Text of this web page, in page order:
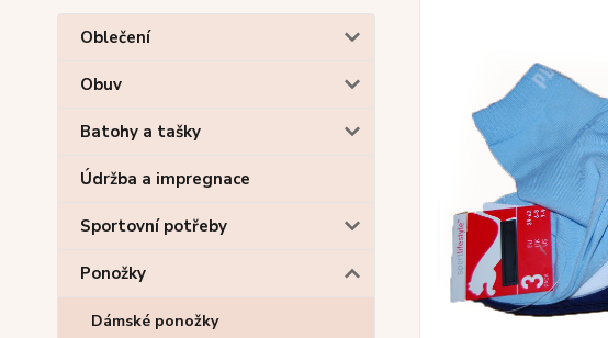
Oblečení
Obuv
Batohy a tašky
Údržba a impregnace
Sportovní potřeby
Ponožky
Dámské ponožky